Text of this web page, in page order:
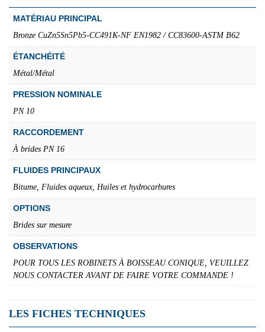
MATÉRIAU PRINCIPAL
Bronze CuZn5Sn5Pb5-CC491K-NF EN1982 / CC83600-ASTM B62
ÉTANCHÉITÉ
Métal/Métal
PRESSION NOMINALE
PN 10
RACCORDEMENT
À brides PN 16
FLUIDES PRINCIPAUX
Bitume, Fluides aqueux, Huiles et hydrocarbures
OPTIONS
Brides sur mesure
OBSERVATIONS
POUR TOUS LES ROBINETS À BOISSEAU CONIQUE, VEUILLEZ
NOUS CONTACTER AVANT DE FAIRE VOTRE COMMANDE !
LES FICHES TECHNIQUES